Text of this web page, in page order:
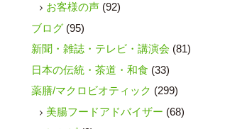
お客様の声(92)
ブログ(95)
新聞・雑誌・テレビ・講演会 (81)
日本の伝統・茶道・和食 (33)
薬膳/マクロビオティック (299)
美腸フードアドバイザー (68)